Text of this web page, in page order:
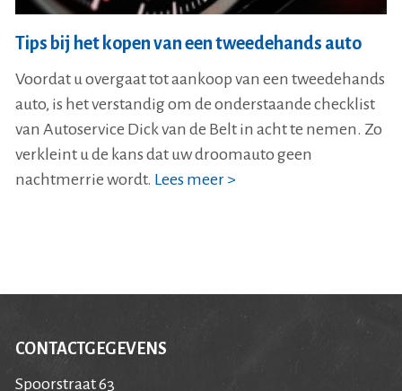
Tips bij het kopen van een tweedehands auto
Voordat u overgaat tot aankoop van een tweedehands
auto, is het verstandig om de onderstaande checklist
van Autoservice Dick van de Belt in acht te nemen. Zo
verkleint u de kans dat uw droomauto geen
nachtmerrie wordt. Lees meer >
CONTACTGEGEVENS
Spoorstraat 63